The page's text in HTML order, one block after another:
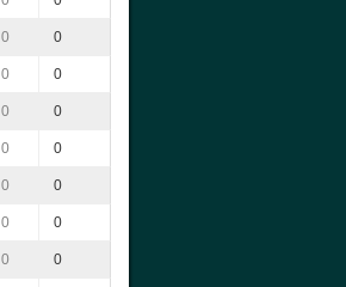
0 0
0 0
0 0
0 0
0 0
0 0
0 0